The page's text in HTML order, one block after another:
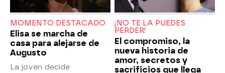
MOMENTO DESTACADO
Elisa se marcha de
casa para alejarse de
Augusto
La joven decide
¡NO TE LA PUEDES
PERDER!
El compromiso, la
nueva historia de
amor, secretos y
sacrificios que llega